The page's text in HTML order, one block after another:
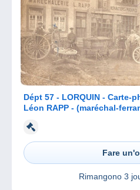
Dépt 57 - LORQUIN - Carte-
Léon RAPP - (maréchal-
Fare
Rimangono 3